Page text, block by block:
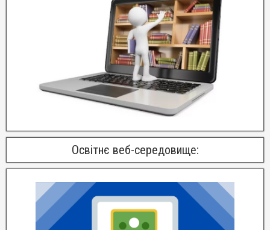
Освітнє веб-середовище: